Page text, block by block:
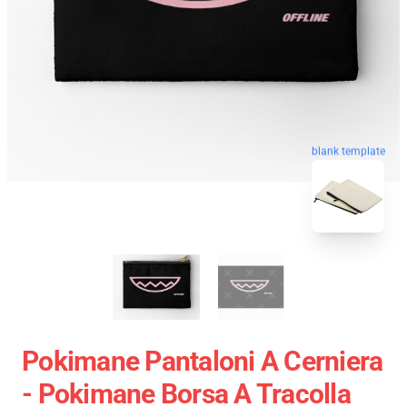
blank template
Pokimane Pantaloni A Cerniera
- Pokimane Borsa A Tracolla